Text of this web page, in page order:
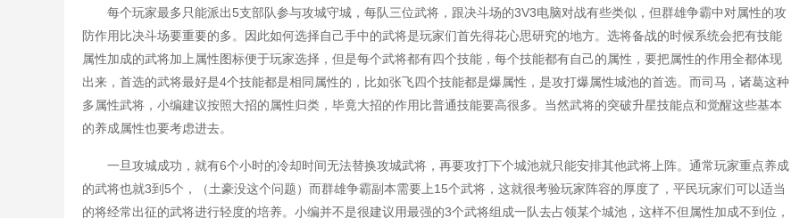
每个玩家最多只能派出5支部队参与攻城守城，每队三位武将，跟决斗场的3V3电脑对战有些类似，但群雄争霸中对属性的攻
防作用比决斗场要重要的多。因此如何选择自己手中的武将是玩家们首先得花心思研究的地方。选将备战的时候系统会把有技能
属性加成的武将加上属性图标便于玩家选择，但是每个武将都有四个技能，每个技能都有自己的属性，要把属性的作用全都体现
出来，首选的武将最好是4个技能都是相同属性的，比如张飞四个技能都是爆属性，是攻打爆属性城池的首选。而司马，诸葛这种
多属性武将，小编建议按照大招的属性归类，毕竟大招的作用比普通技能要高很多。当然武将的突破升星技能点和觉醒这些基本
的养成属性也要考虑进去。
一旦攻城成功，就有6个小时的冷却时间无法替换攻城武将，再要攻打下个城池就只能安排其他武将上阵。通常玩家重点养成
的武将也就3到5个，（土豪没这个问题）而群雄争霸副本需要上15个武将，这就很考验玩家阵容的厚度了，平民玩家们可以适当
的将经常出征的武将进行轻度的培养。小编并不是很建议用最强的3个武将组成一队去占领某个城池，这样不但属性加成不到位，